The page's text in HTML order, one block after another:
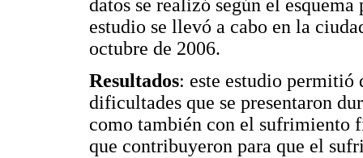
datos se realizó según el
estudio se llevó a cabo en la
octubre de 2006.
Resultados: este estudio
dificultades que se presentaron
como también con el sufrimiento
que contribuyeron para que el